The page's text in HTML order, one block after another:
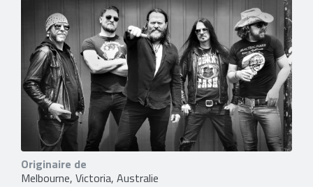
Originaire de
Melbourne, Victoria, Australie